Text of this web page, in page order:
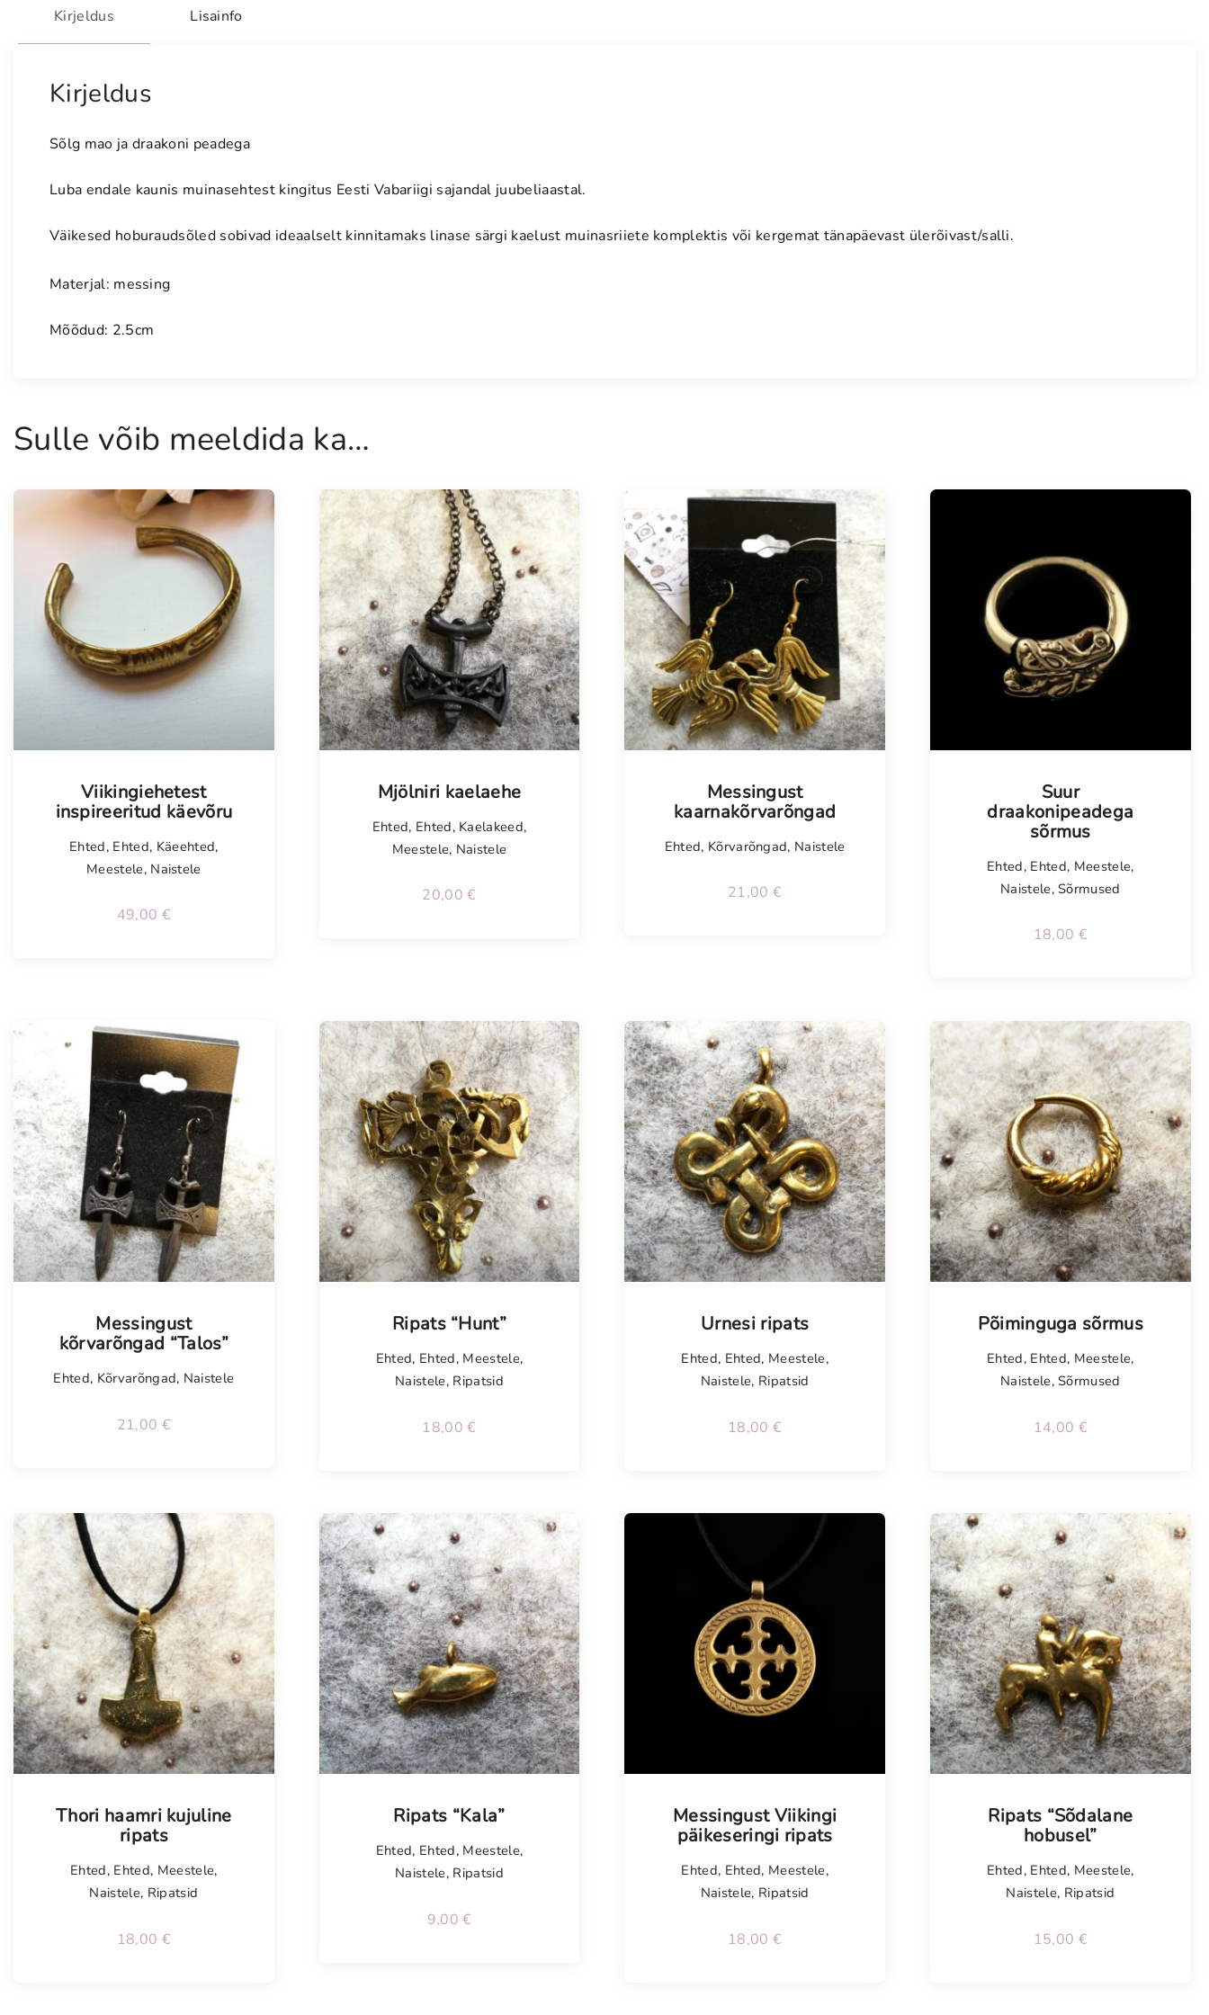
Kirjeldus Lisainfo
Kirjeldus
Sõlg mao ja draakoni peadega
Luba endale kaunis muinasehtest kingitus Eesti Vabariigi sajandal juubeliaastal.
Väikesed hoburaudsõled sobivad ideaalselt kinnitamaks linase särgi kaelust muinasriiete komplektis või kergemat tänapäevast ülerõivast/salli.
Materjal: messing
Mõõdud: 2.5cm
Sulle võib meeldida ka…
Viikingiehetest
inspireeritud käevõru
Ehted, Ehted, Käeehted,
Meestele, Naistele
49,00 €
Mjölniri kaelaehe
Ehted, Ehted, Kaelakeed,
Meestele, Naistele
20,00€
Messingust
kaarnakõrvarõngad
Ehted, Kõrvarõngad, Naistele
21,00 €
Suur
draakonipeadega
sõrmus
Ehted, Ehted, Meestele,
Naistele,Sõrmused
18,00 €
Messingust
kõrvarõngad “Talos”
Ehted, Kõrvarõngad, Naistele
21,00 €
Ripats “Hunt”
Ehted, Ehted, Meestele,
Naistele, Ripatsid
18,00€
Urnesi ripats
Ehted, Ehted, Meestele,
Naistele, Ripatsid
18,00 €
Põiminguga sõrmus
Ehted, Ehted, Meestele,
Naistele,Sõrmused
14,00 €
Thori haamri kujuline
ripats
Ehted, Ehted, Meestele,
Naistele, Ripatsid
18,00 €
Ripats “Kala”
Ehted, Ehted, Meestele,
Naistele, Ripatsid
9,00€
Messingust Viikingi
päikeseringi ripats
Ehted, Ehted, Meestele,
Naistele, Ripatsid
18,00 €
Ripats “Sõdalane
hobusel”
Ehted, Ehted, Meestele,
Naistele, Ripatsid
15,00 €